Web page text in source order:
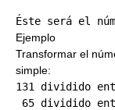
Ejemplo
Transformar el
simple:
131 dividido
65 dividido